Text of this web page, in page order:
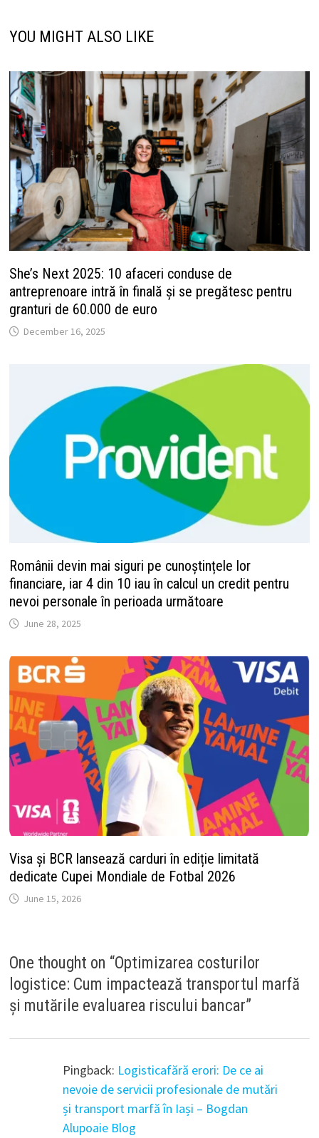
YOU MIGHT ALSO LIKE
She’s Next 2025: 10 afaceri conduse de
antreprenoare intră în finală și se pregătesc pentru
granturi de 60.000 de euro
December 16, 2025
Românii devin mai siguri pe cunoștințele lor
financiare, iar 4 din 10 iau în calcul un credit pentru
nevoi personale în perioada următoare
June 28, 2025
Visa și BCR lansează carduri în ediție limitată
dedicate Cupei Mondiale de Fotbal 2026
June 15, 2026
One thought on “Optimizarea costurilor
logistice: Cum impactează transportul marfă
și mutările evaluarea riscului bancar”
Pingback: Logisticafără erori: De ce ai
nevoie de servicii profesionale de mutări
și transport marfă în Iași – Bogdan
Alupoaie Blog